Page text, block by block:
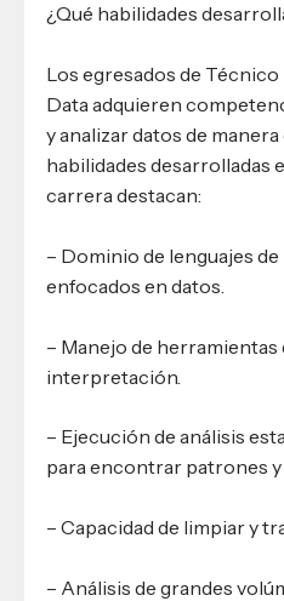
¿Qué habilidades
Los egresados de
Data adquieren
y analizar datos de
habilidades desarrolladas
carrera destacan:
– Dominio de lenguajes
enfocados en datos.
– Manejo de herramientas
interpretación.
– Ejecución de análisis
para encontrar patrones
– Capacidad de limpiar y
– Análisis de grandes